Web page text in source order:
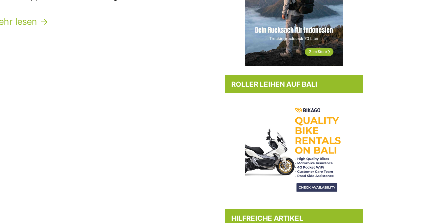
lesen →
ROLLER LEIHEN AUF BALI
HILFREICHE ARTIKEL